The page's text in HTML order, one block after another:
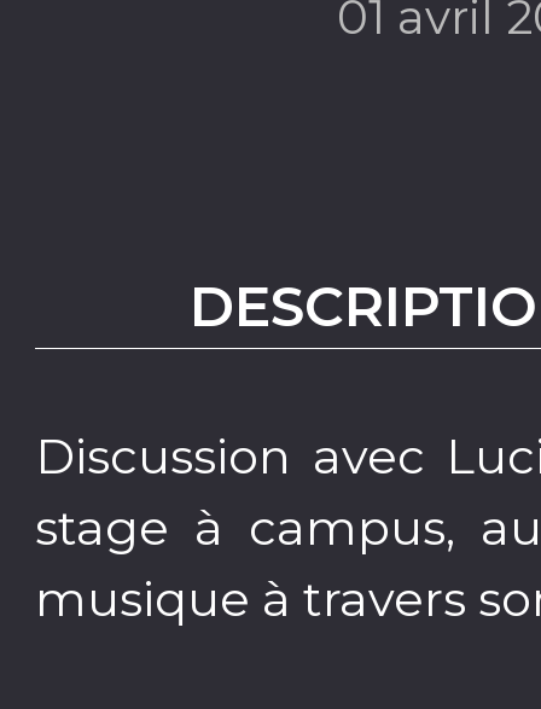
01 avril
Discussion avec
stage à campus,
musique à travers